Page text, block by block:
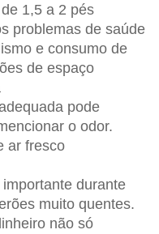
1,5 a 2 pés
problemas de saúde
e consumo de
de espaço
pode
o odor.
ar fresco
durante
muito quentes.
não só